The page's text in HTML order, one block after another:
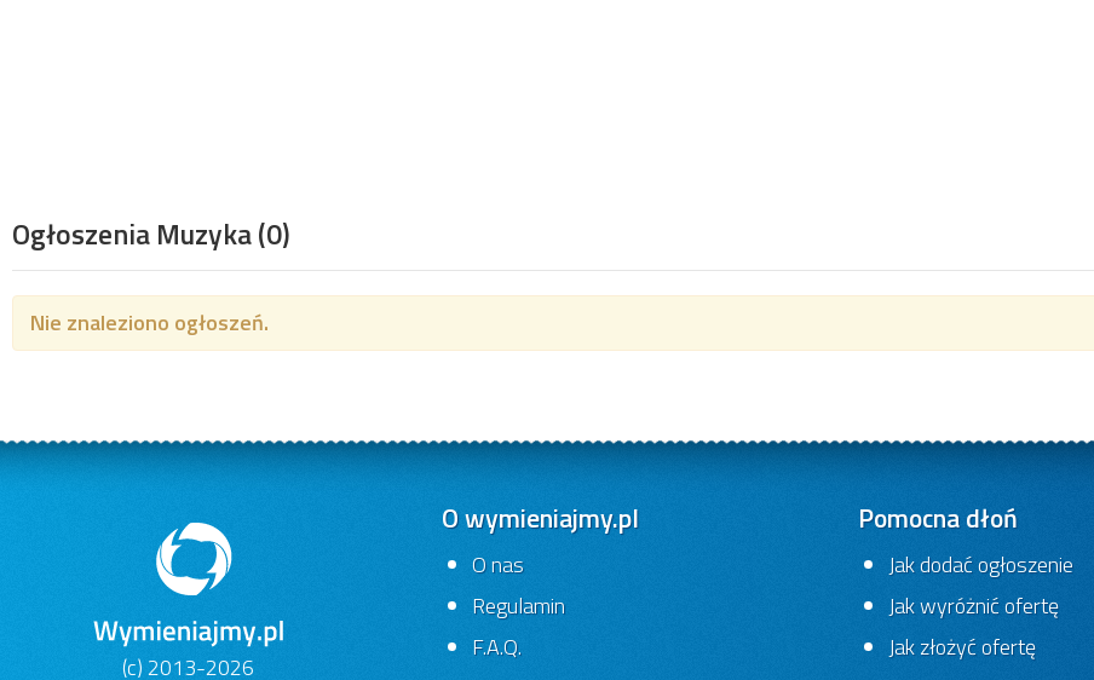
Ogłoszenia Muzyka(0)
Nie znaleziono ogłoszeń.
(c) 2013-2026
O wymieniajmy.pl
O nas
Regulamin
F.A.Q.
Pomocna dłoń
Jak dodać ogłoszenie
Jak wyróżnić ofertę
Jak złożyć ofertę